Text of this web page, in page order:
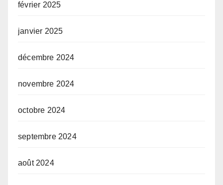
février 2025
janvier 2025
décembre 2024
novembre 2024
octobre 2024
septembre 2024
août 2024